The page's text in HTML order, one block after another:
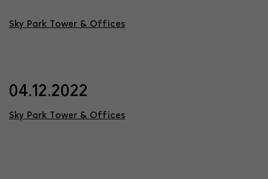
Sky Park Tower & Offices
04.12.2022
Sky Park Tower & Offices